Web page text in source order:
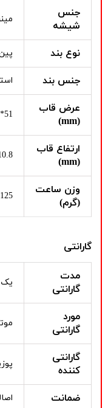
جنس
شیشه
نوع بند
جنس بند
عرض قاب
(mm)
51*47.8
ارتفاع قاب
(mm)
وزن ساعت
(گرم)
125
گارانتی
مدت
گارانتی
یک
مورد
گارانتی
گارانتی
کننده
ضمانت